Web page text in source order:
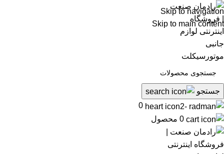
Skip to navigation
Skip to main content
جستجو
0
0 محصول